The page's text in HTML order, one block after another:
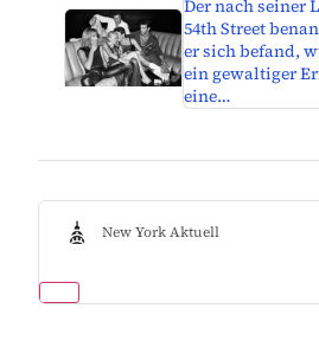
Der nach seiner
54th Street
er sich befand,
ein gewaltiger
eine…
New York Aktuell